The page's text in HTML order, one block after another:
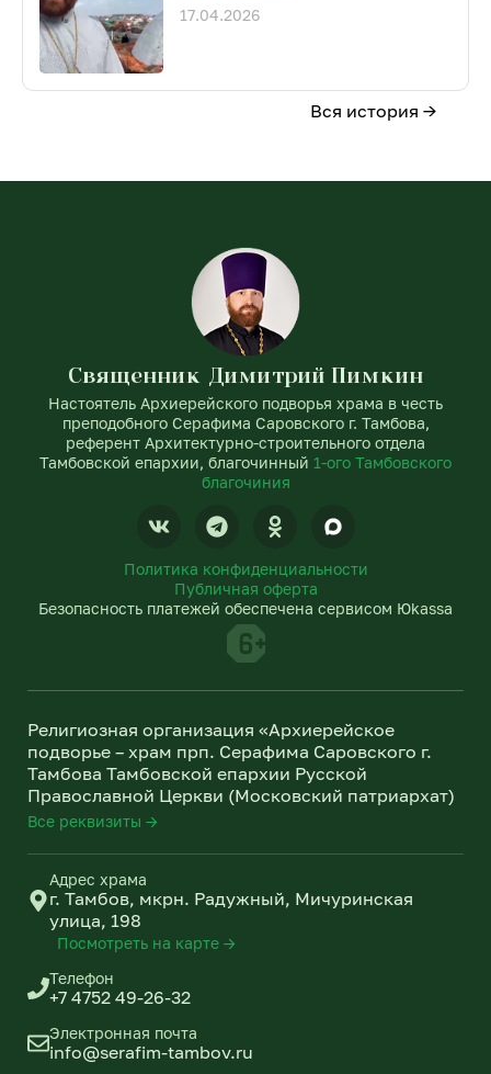
17.04.2026
Вся история →
Священник Димитрий Пимкин
Настоятель Архиерейского подворья храма в честь
преподобного Серафима Саровского г. Тамбова,
референт Архитектурно-строительного отдела
Тамбовской епархии, благочинный 1-ого Тамбовского
благочиния
V
k
T
e
e
g
m
O
d
o
k
s
i
k
i
Политика конфиденциальности
Публичная оферта
Безопасность платежей обеспечена сервисом Юkassa
Религиозная организация «Архиерейское
подворье – храм прп. Серафима Саровского г.
Тамбова Тамбовской епархии Русской
Православной Церкви (Московский патриархат)
Все реквизиты →
Адрес храма
г. Тамбов, мкрн. Радужный, Мичуринская
улица, 198
Посмотреть на карте →
Телефон
+7 4752 49-26-32
Электронная почта
info@serafim-tambov.ru